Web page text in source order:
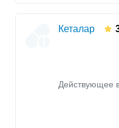
Кеталар
Действующее